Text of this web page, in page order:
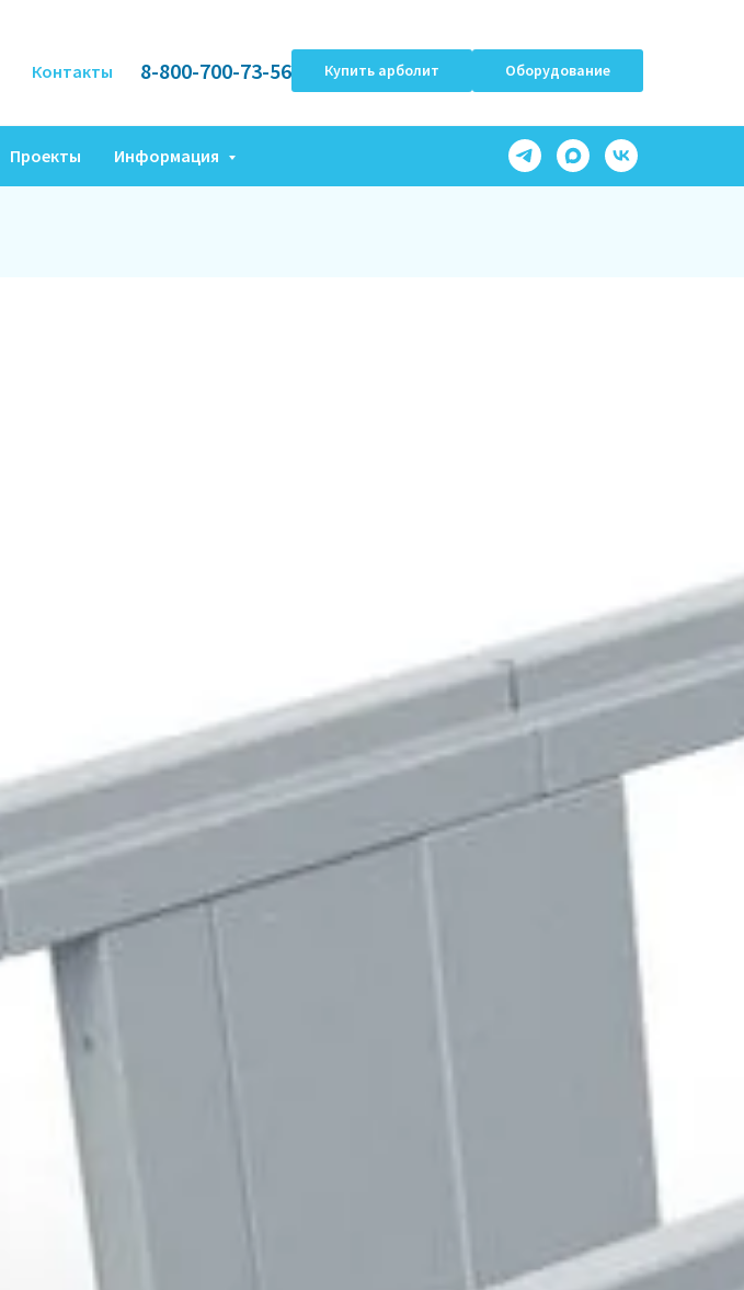
Контакты 8-800-700-73-56 Купить арболит Оборудование
Проекты Информация